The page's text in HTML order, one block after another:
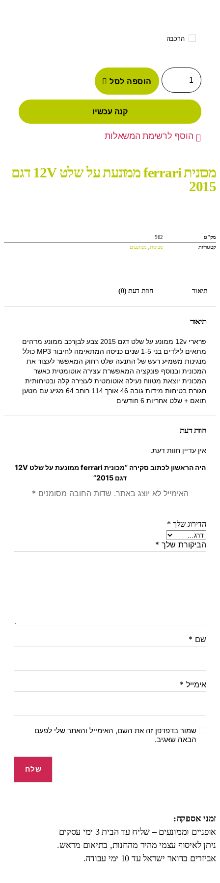
הרכבה
הוספה לסל
קנה עכשיו
הוסף לרשימת המשאלות
מכונית ferrari ממונעת על שלט 12V דגם
2015
מק"ט
562
קטגוריות
מכונית ממונעים
תיאור חוות דעת (0)
תיאור
פרארי 12v ממונע על שלט דגם 2015 צבע לבןרכב ממונע מדהים
מתאים לילדים בני 1-5 שנים כניסה המתאימה לחיבור MP3 כולל
מנגינות משמיע רעש של התנעה שלט רחוק המאפשר לעצור את
המכונית ובנוסף פונקציה המאפשרת עצירה אוטומטית כאשר
המכונית יוצאת מטווח נעילה אוטומטית לעצירה קלה ובטיחותית
חגורת בטיחות מידות גובה 46 אורך 114 רוחב 64 מגיע עם מטען
תואם + שלט אחריות 6 חודשים
חוות דעת
אין עדיין חוות דעת.
היה הראשון לכתוב סקירה “מכונית ferrari ממונעת על שלט 12V
דגם 2015”
האימייל לא יוצג באתר. שדות החובה מסומנים *
הדירוג שלך *
הביקורת שלך *
שם *
אימייל *
שמור בדפדפן זה את השם, האימייל והאתר שלי לפעם
הבאה שאגיב.
זמני אספקה:
אופניים וממונעים – שליח עד הבית 3 ימי עסקים
ניתן לאיסוף עצמי מהיר מהחנות, בתיאום מראש.
אביזרים בדואר ישראל עד 10 ימי עבודה.